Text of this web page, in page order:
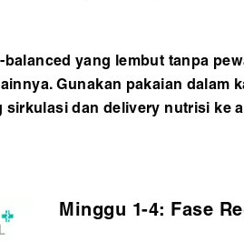
yang lembut tanpa
Gunakan pakaian dalam
dan delivery nutrisi ke
Minggu 1-4: Fase